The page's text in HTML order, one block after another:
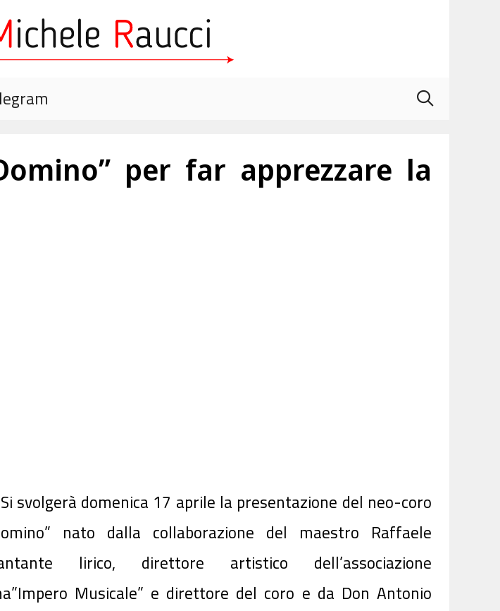
per far apprezzare la
svolgerà domenica 17 aprile la presentazione del neo-coro
nato dalla collaborazione del maestro Raffaele
lirico, direttore artistico dell’associazione
Musicale” e direttore del coro e da Don Antonio